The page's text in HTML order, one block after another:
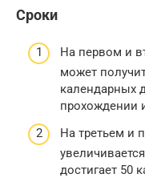
Сроки
На первом и
может
календарных
прохождении
На третьем и
достигает 50